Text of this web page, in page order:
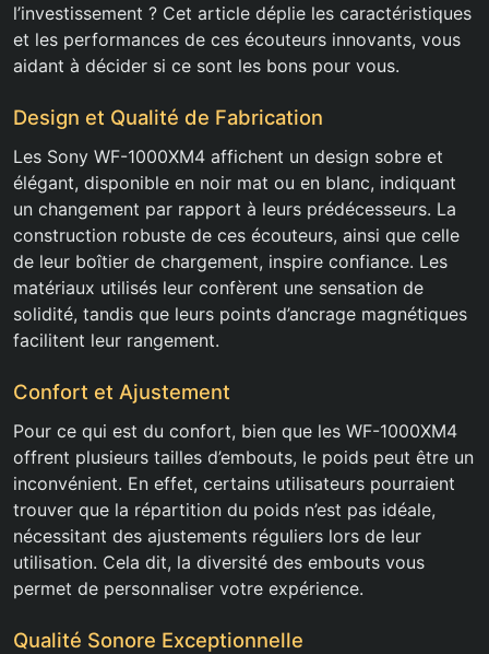
l’investissement ? Cet article déplie les caractéristiques
et les performances de ces écouteurs innovants, vous
aidant à décider si ce sont les bons pour vous.
Design et Qualité de Fabrication
Les Sony WF-1000XM4 affichent un design sobre et
élégant, disponible en noir mat ou en blanc, indiquant
un changement par rapport à leurs prédécesseurs. La
construction robuste de ces écouteurs, ainsi que celle
de leur boîtier de chargement, inspire confiance. Les
matériaux utilisés leur confèrent une sensation de
solidité, tandis que leurs points d’ancrage magnétiques
facilitent leur rangement.
Confort et Ajustement
Pour ce qui est du confort, bien que les WF-1000XM4
offrent plusieurs tailles d’embouts, le poids peut être un
inconvénient. En effet, certains utilisateurs pourraient
trouver que la répartition du poids n’est pas idéale,
nécessitant des ajustements réguliers lors de leur
utilisation. Cela dit, la diversité des embouts vous
permet de personnaliser votre expérience.
Qualité Sonore Exceptionnelle